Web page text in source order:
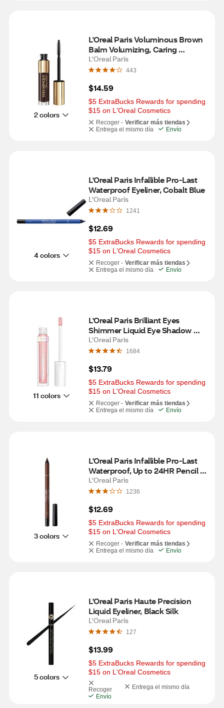
2 colors
L'Oreal Paris Voluminous Brown
Balm Volumizing, Caring
Mascara, Brown, 0.26 fl OZ
L'Oreal Paris
443
$14.59
$5 ExtraBucks Rewards for spending
$15 on L'Oreal Cosmetics
Recoger - Verificar más tiendas
Entrega el mismo día
Envío
4 colors
L'Oreal Paris Infallible Pro-Last
Waterproof Eyeliner, Cobalt Blue
L'Oreal Paris
1241
$12.69
$5 ExtraBucks Rewards for spending
$15 on L'Oreal Cosmetics
Recoger - Verificar más tiendas
Entrega el mismo día
Envío
11 colors
L'Oreal Paris Brilliant Eyes
Shimmer Liquid Eye Shadow
Makeup, Blush Jewel
L'Oreal Paris
1684
$13.79
$5 ExtraBucks Rewards for spending
$15 on L'Oreal Cosmetics
Recoger - Verificar más tiendas
Entrega el mismo día
Envío
3 colors
L'Oreal Paris Infallible Pro-Last
Waterproof, Up to 24HR Pencil
Eyeliner, Bronze
L'Oreal Paris
1236
$12.69
$5 ExtraBucks Rewards for spending
$15 on L'Oreal Cosmetics
Recoger - Verificar más tiendas
Entrega el mismo día
Envío
5 colors
L'Oreal Paris Haute Precision
Liquid Eyeliner, Black Silk
L'Oreal Paris
127
$13.99
$5 ExtraBucks Rewards for spending
$15 on L'Oreal Cosmetics
Recoger
Entrega el mismo día
Envío